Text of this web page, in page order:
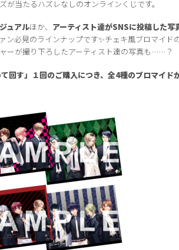
が当たるハズレなしのオンラインくじです。
ュアルほか、 アーティスト達がSNSに投稿した写
ン必見のラインナップです✨チェキ風ブロマイド
ーが撮り下ろしたアーティスト達の写真も……？
回す」１回のご購入につき、全4種のブロマイド